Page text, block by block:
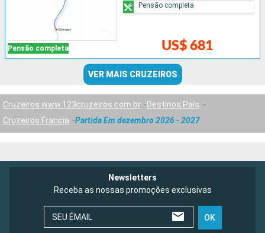
Pensão completa US$ 681
Pensão completa
VER MAIS CRUZEIROS
Cruzeiros www.123cruzeiros.com.br
Destinos País
Cruzeiros Francia
Partida Em dezembro 2026 - 2027
Newsletters
Receba as nossas promoções exclusivas
SEU ÉMAIL OK